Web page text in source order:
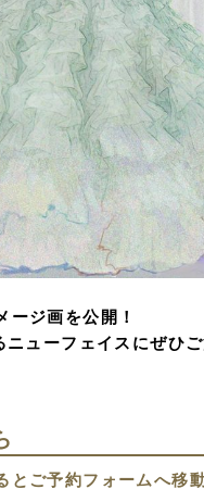
ージ画を公開！
ューフェイスにぜひ
とご予約フォームへ移